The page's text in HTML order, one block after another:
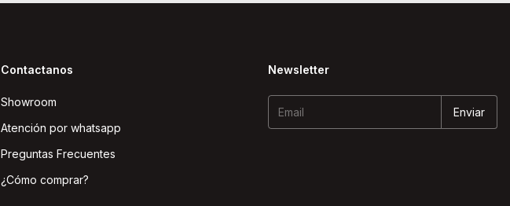
Contactanos
Showroom
Atención por whatsapp
Preguntas Frecuentes
¿Cómo comprar?
Newsletter